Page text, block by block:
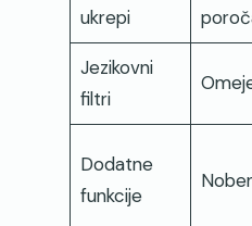
ukrepi
Jezikovni
filtri
Dodatne
funkcije